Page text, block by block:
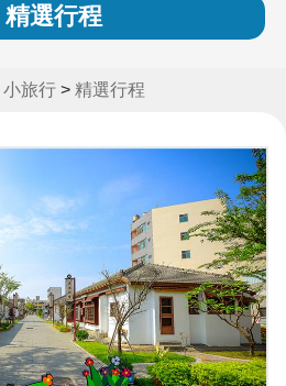
精選行程
小旅行> 精選行程